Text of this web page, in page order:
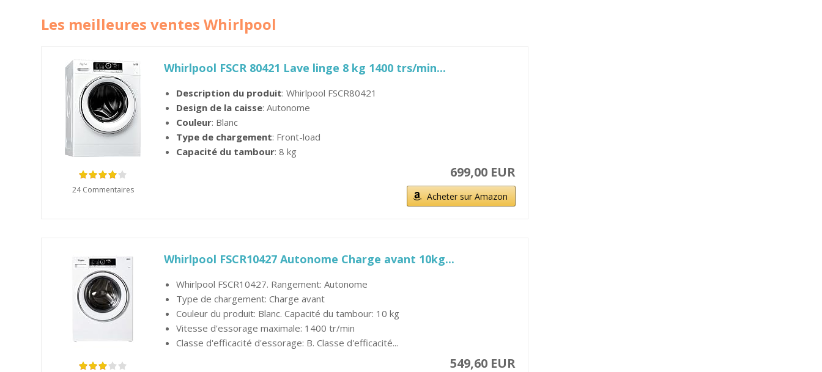
Les meilleures ventes Whirlpool
24 Commentaires
Whirlpool FSCR 80421 Lave linge 8 kg 1400 trs/min...
Description du produit: Whirlpool FSCR80421
Design de la caisse: Autonome
Couleur: Blanc
Type de chargement: Front-load
Capacité du tambour: 8 kg
699,00 EUR
Acheter sur Amazon
Whirlpool FSCR10427 Autonome Charge avant 10kg...
Whirlpool FSCR10427. Rangement: Autonome
Type de chargement: Charge avant
Couleur du produit: Blanc. Capacité du tambour: 10 kg
Vitesse d'essorage maximale: 1400 tr/min
Classe d'efficacité d'essorage: B. Classe d'efficacité...
549,60 EUR